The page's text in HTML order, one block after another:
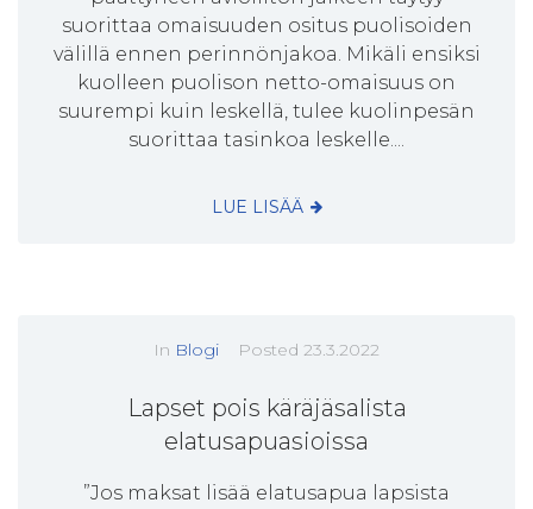
suorittaa omaisuuden ositus puolisoiden
välillä ennen perinnönjakoa. Mikäli ensiksi
kuolleen puolison netto-omaisuus on
suurempi kuin leskellä, tulee kuolinpesän
suorittaa tasinkoa leskelle....
LUE LISÄÄ
In Blogi Posted 23.3.2022
Lapset pois käräjäsalista
elatusapuasioissa
”Jos maksat lisää elatusapua lapsista